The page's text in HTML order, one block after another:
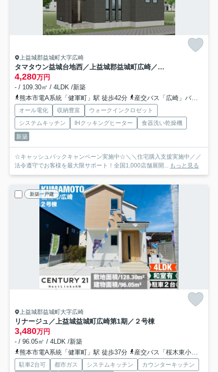
上益城郡益城町大字広崎
タマタウン益城台地西／上益城郡益城町広崎／1号棟
4,280万円
- / 109.30㎡ / 4LDK /新築
熊本市電A系統「健軍町」駅 徒歩42分
産交バス「広崎」バス停下車 徒歩10分
オール電化 収納豊富
ウォークインクロゼット
システムキッチン
IHクッキングヒーター
食器洗い乾燥機
新築
☆キャッシュバックキャンペーン実施中☆＼＼住宅購入支援実施中／／
法令遵守でお客様を最大限サポート！全国1,000店舗展開... もっと見る
新築一戸建
上益城郡益城町大字広崎
リナージュ／上益城益城町広崎第1期／２号棟
3,480万円
- / 96.05㎡ / 4LDK /新築
熊本市電A系統「健軍町」駅 徒歩37分
産交バス「桜木東小学校前」バス停下車 徒歩5分
駐車2台可 都市ガス システムキッチン
カウンターキッチン